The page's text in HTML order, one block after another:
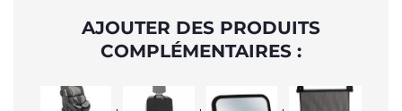
AJOUTER DES PRODUITS
COMPLÉMENTAIRES :